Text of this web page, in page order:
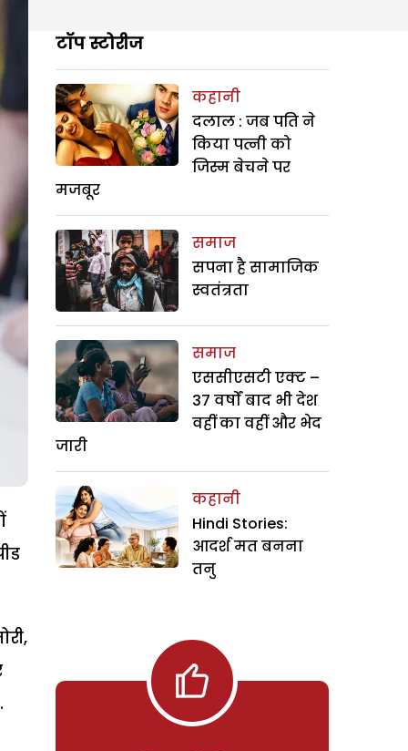
टॉप स्टोरीज
कहानी
दलाल : जब पति ने
किया पत्नी को
जिस्म बेचने पर
मजबूर
समाज
सपना है सामाजिक
स्वतंत्रता
समाज
एससीएसटी एक्ट –
37 वर्षों बाद भी देश
वहीं का वहीं और भेद
जारी
कहानी
Hindi Stories:
आदर्श मत बनना
तनु